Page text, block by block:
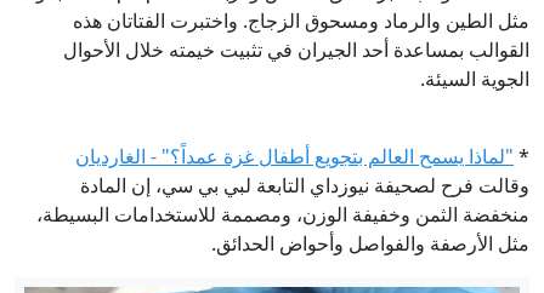
مثل الطين والرماد ومسحوق الزجاج. واختبرت الفتاتان هذه
القوالب بمساعدة أحد الجيران في تثبيت خيمته خلال الأحوال
الجوية السيئة.
* "لماذا يسمح العالم بتجويع أطفال غزة عمداً؟" - الغارديان
وقالت فرح لصحيفة نيوزداي التابعة لبي بي سي، إن المادة
منخفضة الثمن وخفيفة الوزن، ومصممة للاستخدامات البسيطة،
مثل الأرصفة والفواصل وأحواض الحدائق.